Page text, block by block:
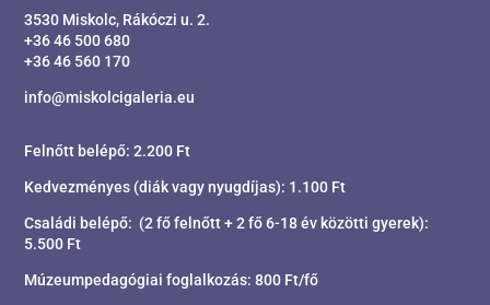
3530 Miskolc, Rákóczi u. 2.
+36 46 500 680
+36 46 560 170
info@miskolcigaleria.eu
Felnőtt belépő: 2.200 Ft
Kedvezményes (diák vagy nyugdíjas): 1.100 Ft
Családi belépő: (2 fő felnőtt + 2 fő 6-18 év közötti gyerek):
5.500 Ft
Múzeumpedagógiai foglalkozás: 800 Ft/fő